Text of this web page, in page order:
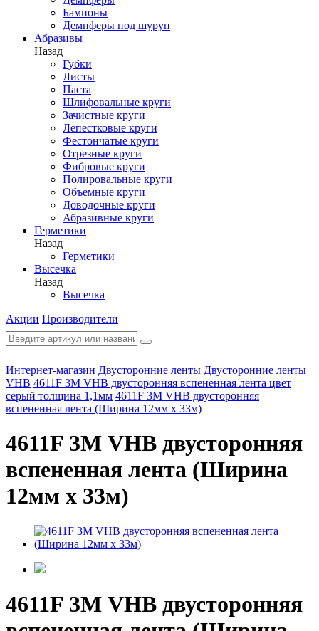
Бампоны
Демпферы под шуруп
Абразивы
Назад
Губки
Листы
Паста
Шлифовальные круги
Зачистные круги
Лепестковые круги
Фестончатые круги
Отрезные круги
Фибровые круги
Полировальные круги
Объемные круги
Доводочные круги
Абразивные круги
Герметики
Назад
Герметики
Высечка
Назад
Высечка
Акции Производители
Интернет-магазин Двусторонние ленты Двусторонние ленты
VHB 4611F 3М VHB двусторонняя вспененная лента цвет
серый толщина 1,1мм 4611F 3М VHB двусторонняя
вспененная лента (Ширина 12мм х 33м)
4611F 3М VHB двусторонняя
вспененная лента (Ширина
12мм х 33м)
4611F 3М VHB двусторонняя